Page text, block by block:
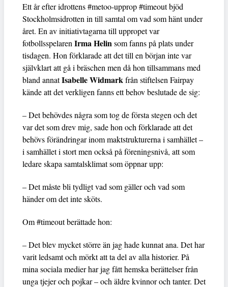
Ett år efter idrottens #metoo-upprop #timeout bjöd
Stockholmsidrotten in till samtal om vad som hänt under
året. En av initiativtagarna till uppropet var
fotbollsspelaren Irma Helinsom fanns på plats under
tisdagen. Hon förklarade att det till en början inte var
självklart att gå i bräschen men då hon tillsammans med
bland annatIsabelle Widmarkfrån stiftelsen Fairpay
kände att det verkligen fanns ett behov beslutade de sig:
– Det behövdes några som tog de första stegen och det
var det som drev mig, sade hon och förklarade att det
behövs förändringar inom maktstrukturerna i samhället –
i samhället i stort men också på föreningsnivå, att som
ledare skapa samtalsklimat som öppnar upp:
– Det måste bli tydligt vad som gäller och vad som
händer om det inte sköts.
Om #timeout berättade hon:
– Det blev mycket större än jag hade kunnat ana. Det har
varit ledsamt och mörkt att ta del av alla historier. På
mina sociala medier har jag fått hemska berättelser från
unga tjejer och pojkar – och äldre kvinnor och tanter. Det